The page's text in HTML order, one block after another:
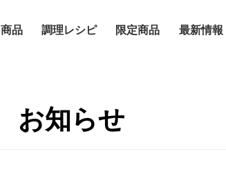
商品 調理レシピ 限定商品 最新情報
お知らせ